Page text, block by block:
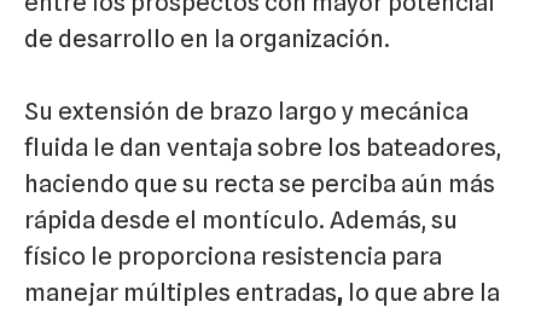
de desarrollo en la organización.
Su extensión de brazo largo y mecánica
fluida le dan ventaja sobre los bateadores,
haciendo que su recta se perciba aún más
rápida desde el montículo. Además, su
físico le proporciona resistencia para
manejar múltiples entradas, lo que abre la